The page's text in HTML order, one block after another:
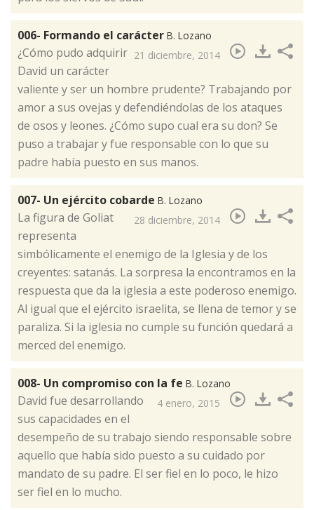
006- Formando el carácter B. Lozano
21 diciembre, 2014
​¿Cómo pudo adquirir
David un carácter
valiente y ser un hombre prudente? Trabajando por
amor a sus ovejas y defendiéndolas de los ataques
de osos y leones. ¿Cómo supo cual era su don? Se
puso a trabajar y fue responsable con lo que su
padre había puesto en sus manos.
007- Un ejército cobarde B. Lozano
28 diciembre, 2014
​La figura de Goliat
representa
simbólicamente el enemigo de la Iglesia y de los
creyentes: satanás. La sorpresa la encontramos en la
respuesta que da la iglesia a este poderoso enemigo.
Al igual que el ejército israelita, se llena de temor y se
paraliza. Si la iglesia no cumple su función quedará a
merced del enemigo.
008- Un compromiso con la fe B. Lozano
4 enero, 2015
​David fue desarrollando
sus capacidades en el
desempeño de su trabajo siendo responsable sobre
aquello que había sido puesto a su cuidado por
mandato de su padre. El ser fiel en lo poco, le hizo
ser fiel en lo mucho.